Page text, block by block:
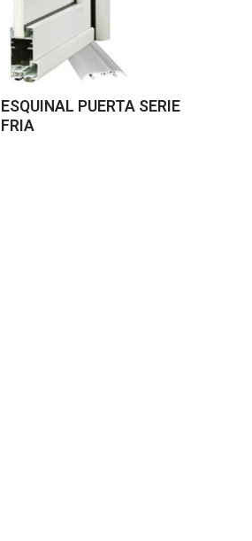
ESQUINAL PUERTA SERIE
FRIA